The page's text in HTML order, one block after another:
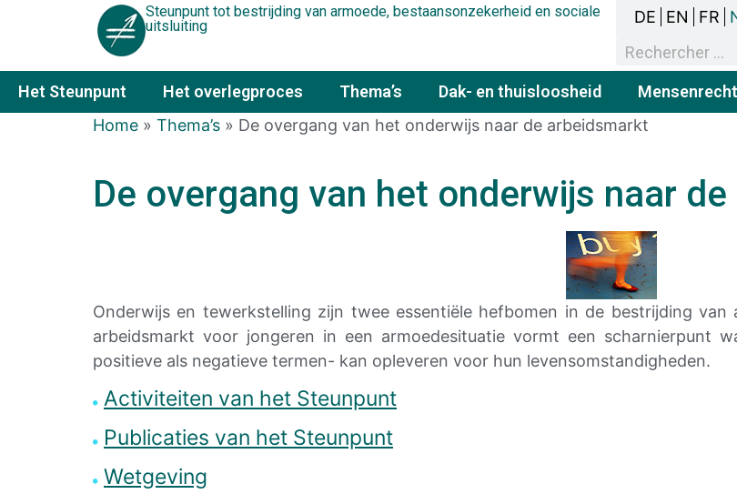
Steunpunt tot bestrijding van armoede, bestaansonzekerheid en sociale
uitsluiting
DE EN FR
Het Steunpunt Het overlegproces Thema’s Dak- en thuisloosheid
Home » Thema’s » De overgang van het onderwijs naar de arbeidsmarkt
De overgang van het onderwijs naar
Onderwijs en tewerkstelling zijn twee essentiële hefbomen in de bestrijding
arbeidsmarkt voor jongeren in een armoedesituatie vormt een scharnierpunt
positieve als negatieve termen- kan opleveren voor hun levensomstandigheden.
Activiteiten van het Steunpunt
Publicaties van het Steunpunt
Wetgeving